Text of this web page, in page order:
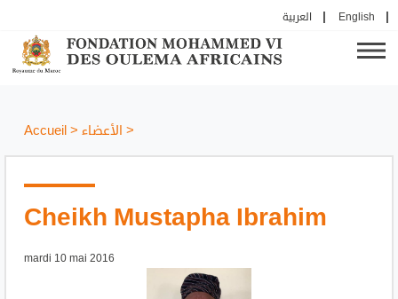
العربية English
Accueil> الأعضاء >
Cheikh Mustapha Ibrahim
mardi 10 mai 2016